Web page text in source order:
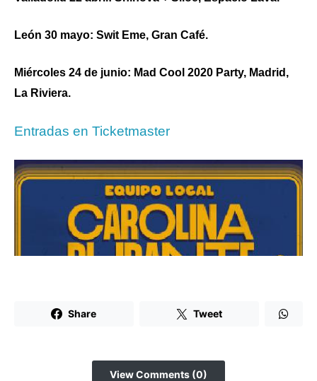
León 30 mayo: Swit Eme, Gran Café.
Miércoles 24 de junio: Mad Cool 2020 Party, Madrid,
La Riviera.
Entradas en Ticketmaster
Share Tweet
View Comments (0)